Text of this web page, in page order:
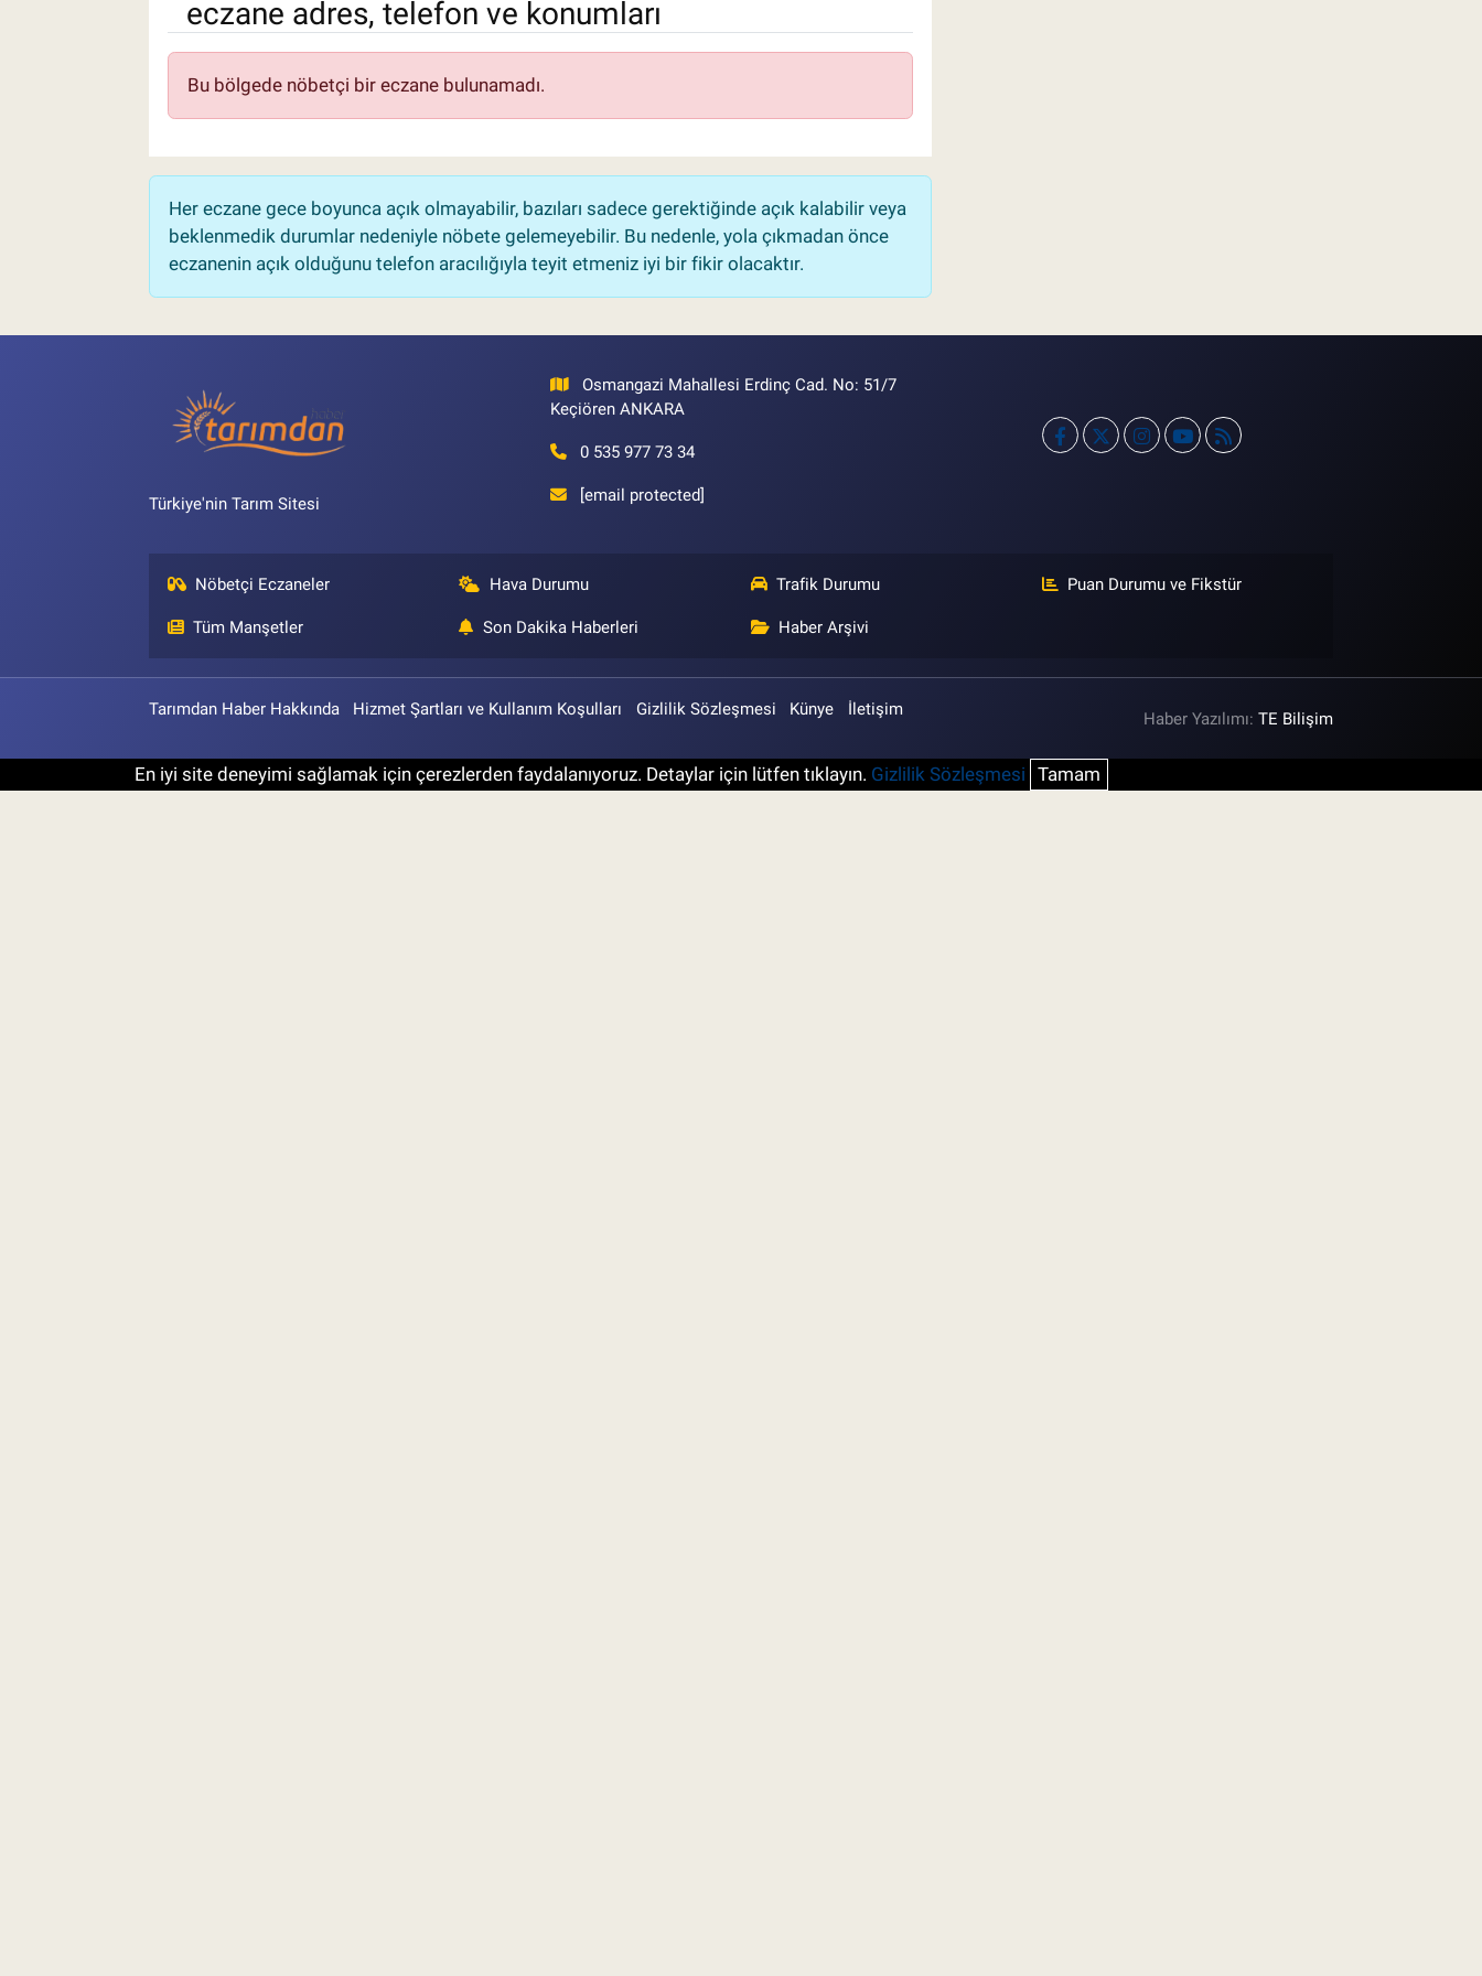
eczane adres, telefon ve konumları
Bu bölgede nöbetçi bir eczane bulunamadı.
Her eczane gece boyunca açık olmayabilir, bazıları sadece gerektiğinde açık kalabilir veya
beklenmedik durumlar nedeniyle nöbete gelemeyebilir. Bu nedenle, yola çıkmadan önce
eczanenin açık olduğunu telefon aracılığıyla teyit etmeniz iyi bir fikir olacaktır.
Türkiye'nin Tarım Sitesi
Osmangazi Mahallesi Erdinç Cad. No: 51/7
Keçiören ANKARA
0 535 977 73 34
[email protected]
Nöbetçi Eczaneler Hava Durumu Trafik Durumu Puan Durumu ve Fikstür
Tüm Manşetler Son Dakika Haberleri Haber Arşivi
Tarımdan Haber Hakkında Hizmet Şartları ve Kullanım Koşulları Gizlilik Sözleşmesi Künye İletişim Haber Yazılımı:TE Bilişim
En iyi site deneyimi sağlamak için çerezlerden faydalanıyoruz. Detaylar için lütfen tıklayın. Gizlilik Sözleşmesi Tamam
Tarım Bilgisi
Yetiştirici Soruyor
Dünyada Tarım
Tahıllar ve Baklagiller